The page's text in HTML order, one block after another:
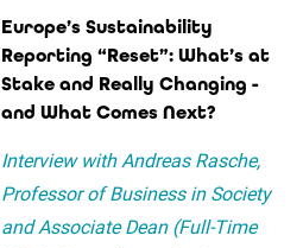
Europe’s Sustainability
Reporting “Reset”: What’s at
Stake and Really Changing -
and What Comes Next?
Interview with Andreas Rasche,
Professor of Business in Society
and Associate Dean (Full-Time